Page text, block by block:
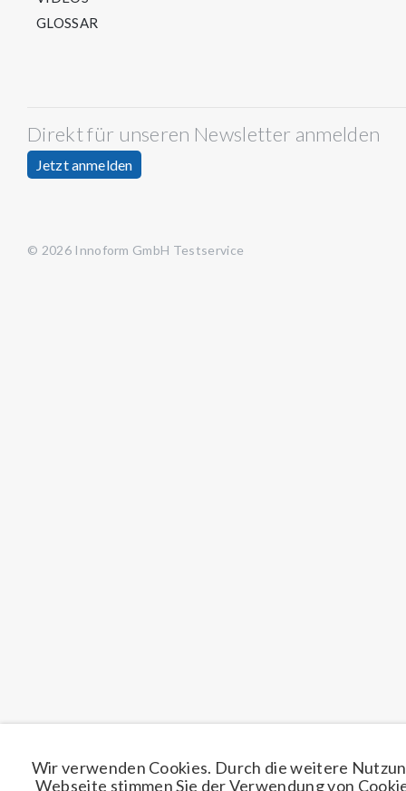
GLOSSAR
Direkt für unseren Newsletter anmelden
Jetzt anmelden
© 2026 Innoform GmbH Testservice
Wir verwenden Cookies. Durch die weitere
Webseite stimmen Sie der Verwendung von